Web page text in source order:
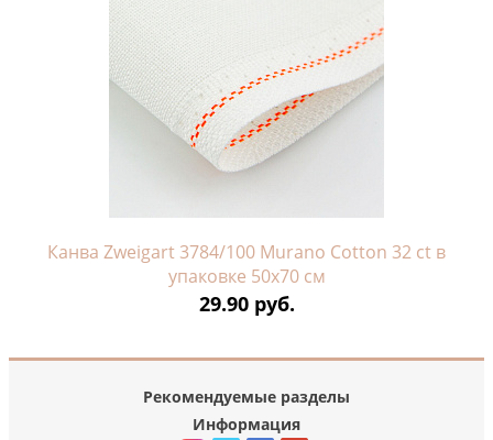
Канва Zweigart 3784/100 Murano Cotton 32 ct в
упаковке 50х70 см
29.90 руб.
Рекомендуемые разделы
Информация